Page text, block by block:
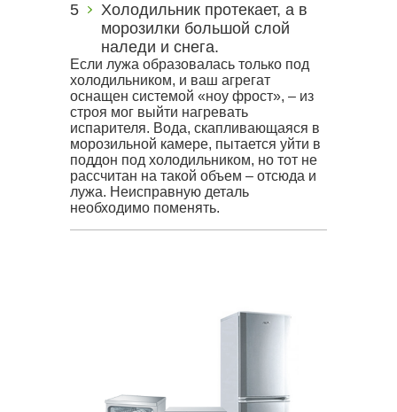
Холодильник протекает, а в
морозилки большой слой
наледи и снега.
Если лужа образовалась только под
холодильником, и ваш агрегат
оснащен системой «ноу фрост», – из
строя мог выйти нагревать
испарителя. Вода, скапливающаяся в
морозильной камере, пытается уйти в
поддон под холодильником, но тот не
рассчитан на такой объем – отсюда и
лужа. Неисправную деталь
необходимо поменять.